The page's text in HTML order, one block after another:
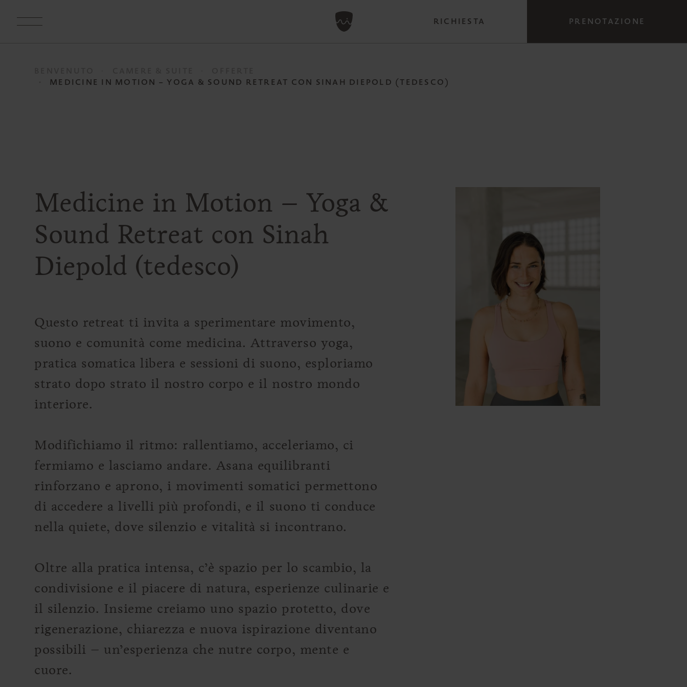
RICHIESTA PRENOTAZIONE
MEDICINE IN MOTION – YOGA & SOUND RETREAT CON SINAH DIEPOLD (TEDESCO)
Medicine in Motion – Yoga &
Sound Retreat con Sinah
Diepold (tedesco)
Questo retreat ti invita a sperimentare movimento,
suono e comunità come medicina. Attraverso yoga,
pratica somatica libera e sessioni di suono, esploriamo
strato dopo strato il nostro corpo e il nostro mondo
interiore.
Modifichiamo il ritmo: rallentiamo, acceleriamo, ci
fermiamo e lasciamo andare. Asana equilibranti
rinforzano e aprono, i movimenti somatici permettono
di accedere a livelli più profondi, e il suono ti conduce
nella quiete, dove silenzio e vitalità si incontrano.
Oltre alla pratica intensa, c’è spazio per lo scambio, la
condivisione e il piacere di natura, esperienze culinarie e
il silenzio. Insieme creiamo uno spazio protetto, dove
rigenerazione, chiarezza e nuova ispirazione diventano
possibili – un’esperienza che nutre corpo, mente e
cuore.